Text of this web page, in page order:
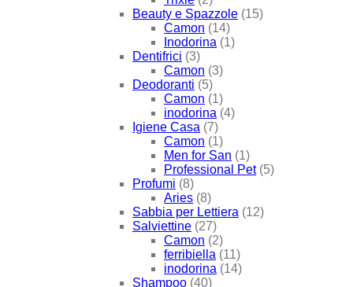
Beauty e Spazzole (15)
Camon (14)
Inodorina (1)
Dentifrici (3)
Camon (3)
Deodoranti (5)
Camon (1)
inodorina (4)
Igiene Casa (7)
Camon (1)
Men for San (1)
Professional Pet (5)
Profumi (8)
Aries (8)
Sabbia per Lettiera (12)
Salviettine (27)
Camon (2)
ferribiella (11)
inodorina (14)
Shampoo (40)